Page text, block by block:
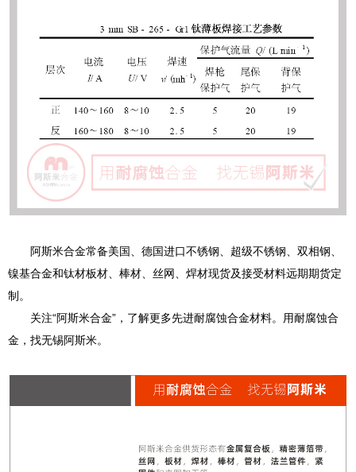
阿斯米合金常备美国、德国进口不锈钢、超级不锈钢、双相钢、
镍基合金和钛材板材、棒材、丝网、焊材现货及接受材料远期期货定
制。
关注“阿斯米合金”，了解更多先进耐腐蚀合金材料。用耐腐蚀合
金，找无锡阿斯米。